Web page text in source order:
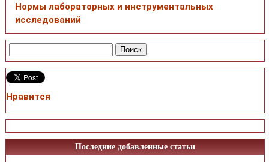
Нормы лабораторных и инструментальных
исследований
Нравится
Последние добавленные статьи